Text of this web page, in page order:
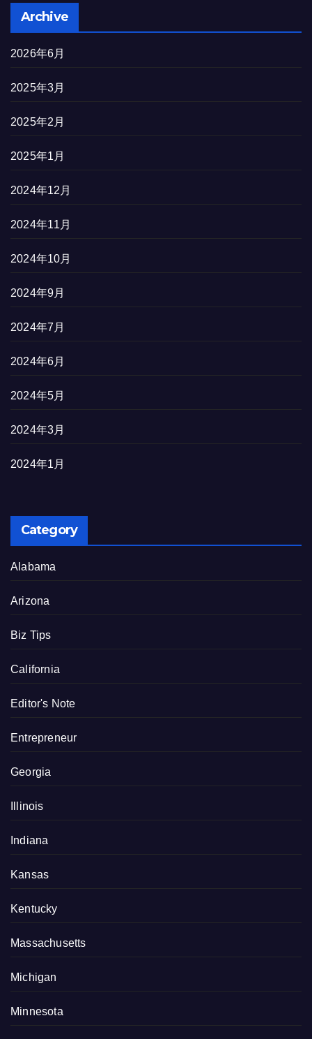
Archive
2026年6月
2025年3月
2025年2月
2025年1月
2024年12月
2024年11月
2024年10月
2024年9月
2024年7月
2024年6月
2024年5月
2024年3月
2024年1月
Category
Alabama
Arizona
Biz Tips
California
Editor's Note
Entrepreneur
Georgia
Illinois
Indiana
Kansas
Kentucky
Massachusetts
Michigan
Minnesota